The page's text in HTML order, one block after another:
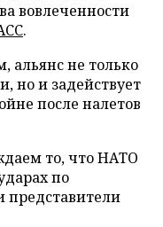
вовлеченности
.
альянс не только
но и задействует
после налетов
то, что НАТО
по
представители